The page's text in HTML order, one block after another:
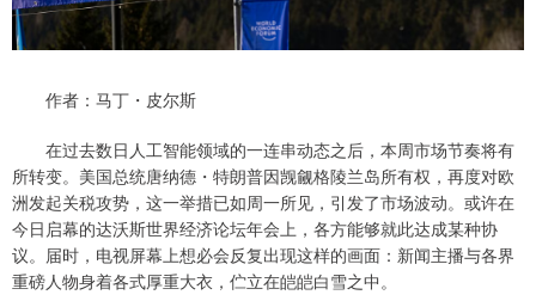
作者：马丁・皮尔斯
在过去数日人工智能领域的一连串动态之后，本周市场节奏将有
所转变。美国总统唐纳德・特朗普因觊觎格陵兰岛所有权，再度对欧
洲发起关税攻势，这一举措已如周一所见，引发了市场波动。或许在
今日启幕的达沃斯世界经济论坛年会上，各方能够就此达成某种协
议。届时，电视屏幕上想必会反复出现这样的画面：新闻主播与各界
重磅人物身着各式厚重大衣，伫立在皑皑白雪之中。